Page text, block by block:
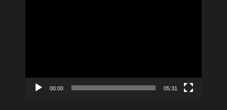
00:00 05:31